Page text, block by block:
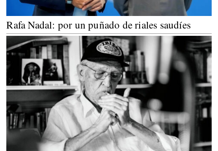
Rafa Nadal: por un puñado de riales saudíes